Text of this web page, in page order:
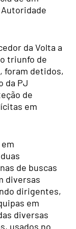
da Volta a
triunfo de
foram detidos,
da PJ
de
em
de buscas
diversas
dirigentes,
em
diversas
usados no